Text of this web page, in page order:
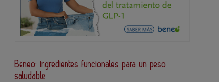
Beneo: ingredientes funcionales para un peso
saludable